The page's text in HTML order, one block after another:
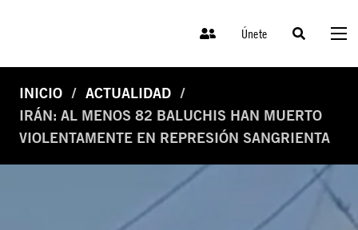
Únete
INICIO
ACTUALIDAD
IRÁN: AL MENOS 82 BALUCHIS HAN MUERTO
VIOLENTAMENTE EN REPRESIÓN SANGRIENTA